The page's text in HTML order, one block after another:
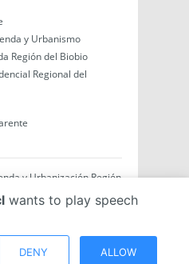
y Urbanismo
Región del Biobio
Regional del
y Urbanización Región
Todo el contenido de este
wants to play speech
DENY ALLOW